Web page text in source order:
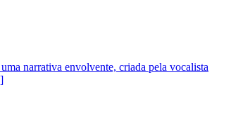
narrativa envolvente, criada pela vocalista